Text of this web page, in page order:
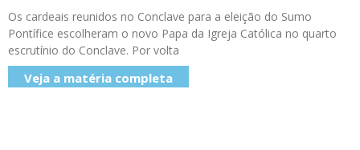
Os cardeais reunidos no Conclave para a eleição do Sumo
Pontífice escolheram o novo Papa da Igreja Católica no quarto
escrutínio do Conclave. Por volta
Veja a matéria completa